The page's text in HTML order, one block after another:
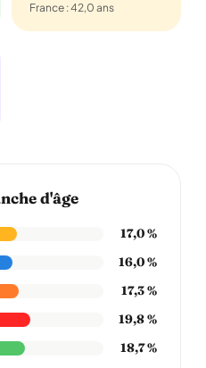
France : 42,0 ans
d'âge
17,0 %
16,0 %
17,3 %
19,8 %
18,7 %